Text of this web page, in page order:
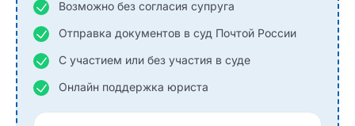
Возможно без согласия супруга
Отправка документов в суд Почтой России
С участием или без участия в суде
Онлайн поддержка юриста